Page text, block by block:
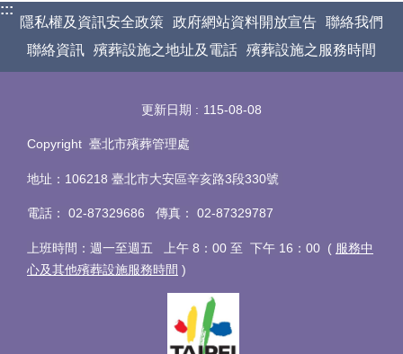
:::
隱私權及資訊安全政策 政府網站資料開放宣告 聯絡我們
聯絡資訊 殯葬設施之地址及電話 殯葬設施之服務時間
更新日期 115-08-08
Copyright 臺北市殯葬管理處
地址：106218 臺北市大安區辛亥路3段330號
電話 ： 02-87329686 傳真 ： 02-87329787
上班時間：週一至週五 上午 8：00 至 下午 16：00 ( 服務中
心及其他殯葬設施服務時間 )